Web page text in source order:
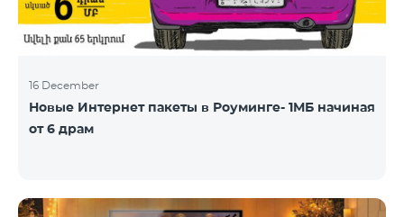
технологические идеи и проекты прож
16 December
Новые Интернет пакеты в Роуминге- 1МБ начиная
от 6 драм